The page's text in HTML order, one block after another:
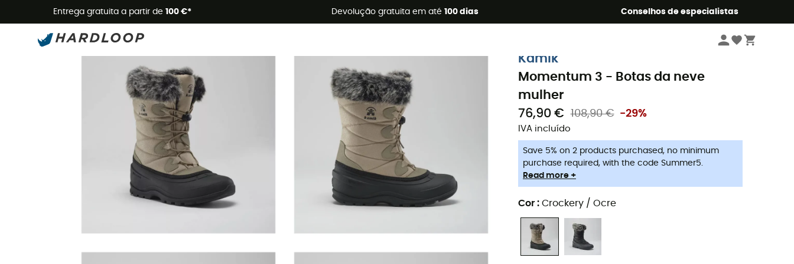
Entrega gratuita a partir de 100 €* Devolução gratuita em até 100 dias Conselhos de especialistas
Promoções de verão 🔥 -5% EXTRA a partir de 2 produtos* com o código Summer5
Kamik
Momentum 3 - Botas da neve
mulher
76,90 €
108,90 € -29%
IVA incluído
Save 5% on 2 products purchased, no minimum
purchase required, with the code Summer5.
Read more +
Cor : Crockery / Ocre